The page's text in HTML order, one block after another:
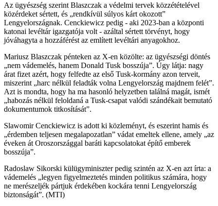
Az ügyészség szerint Blaszczak a védelmi tervek közzétételével
közérdeket sértett, és „rendkívül súlyos kárt okozott”
Lengyelországnak. Cenckiewicz pedig - aki 2023-ban a központi
katonai levéltár igazgatója volt - azáltal sértett törvényt, hogy
jóváhagyta a hozzáférést az említett levéltári anyagokhoz.
Mariusz Blaszczak pénteken az X-en közölte: az ügyészségi döntés
„nem vádemelés, hanem Donald Tusk bosszúja”. Úgy látja: nagy
árat fizet azért, hogy felfedte az első Tusk-kormány azon terveit,
miszerint „harc nélkül feladták volna Lengyelország majdnem felét”.
Azt is mondta, hogy ha ma hasonló helyzetben találná magát, ismét
„habozás nélkül feloldaná a Tusk-csapat valódi szándékait bemutató
dokumentumok titkosítását”.
Slawomir Cenckiewicz is adott ki közleményt, és eszerint hamis és
„érdemben teljesen megalapozatlan” vádat emeltek ellene, amely „az
éveken át Oroszországgal baráti kapcsolatokat építő emberek
bosszúja”.
Radoslaw Sikorski külügyminiszter pedig szintén az X-en azt írta: a
vádemelés „legyen figyelmeztetés minden politikus számára, hogy
ne merészeljék pártjuk érdekében kockára tenni Lengyelország
biztonságát”. (MTI)